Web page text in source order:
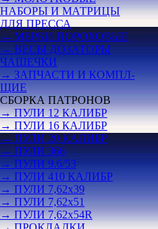
НАБОРЫ И МАТРИЦЫ
ДЛЯ ПРЕССА
→ МЕРКИ ПОРОХОВЫЕ
→ ВЕСЫ ДОЗАТОРЫ
ЧАШЕЧКИ
→ ЗАПЧАСТИ И КОМПЛ-
ЩИЕ
СБОРКА ПАТРОНОВ
→ ПУЛИ 12 КАЛИБР
→ ПУЛИ 16 КАЛИБР
→ ПУЛИ 20 КАЛИБР
→ ПУЛИ 366
→ ПУЛИ 9.6/53
→ ПУЛИ 410 КАЛИБР
→ ПУЛИ 7,62х39
→ ПУЛИ 7,62х51
→ ПУЛИ 7,62х54R